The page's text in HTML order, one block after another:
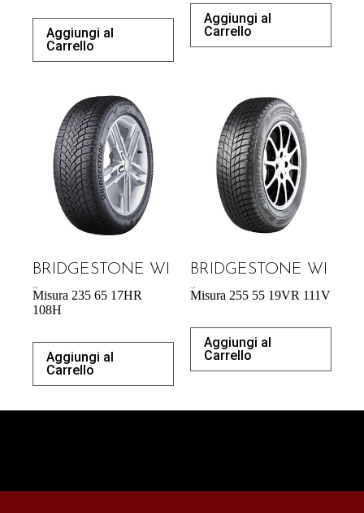
Aggiungi al
Carrello
Aggiungi al
Carrello
BRIDGESTONE WI
Misura 235 65 17HR
108H
Aggiungi al
Carrello
BRIDGESTONE WI
Misura 255 55 19VR 111V
Aggiungi al
Carrello